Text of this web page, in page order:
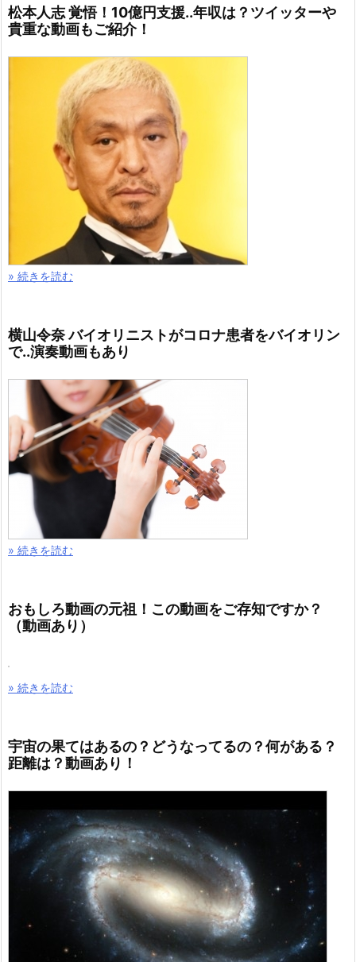
松本人志 覚悟！10億円支援..年収は？ツイッターや
貴重な動画もご紹介！
» 続きを読む
横山令奈 バイオリニストがコロナ患者をバイオリン
で..演奏動画もあり
» 続きを読む
おもしろ動画の元祖！この動画をご存知ですか？
（動画あり）
» 続きを読む
宇宙の果てはあるの？どうなってるの？何がある？
距離は？動画あり！